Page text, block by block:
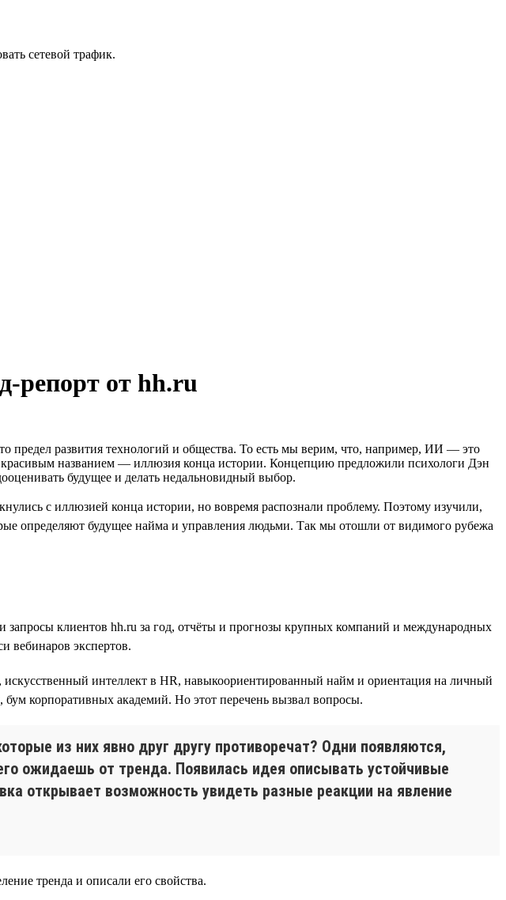
сетевой трафик.
репорт от hh.ru
предел развития технологий и общества. То есть мы верим, что, например, ИИ — это
красивым названием — иллюзия конца истории. Концепцию предложили психологи Дэн
будущее и делать недальновидный выбор.
с иллюзией конца истории, но вовремя распознали проблему. Поэтому изучили,
определяют будущее найма и управления людьми. Так мы отошли от видимого рубежа
клиентов hh.ru за год, отчёты и прогнозы крупных компаний и международных
вебинаров экспертов.
интеллект в HR, навыкоориентированный найм и ориентация на личный
корпоративных академий. Но этот перечень вызвал вопросы.
из них явно друг другу противоречат? Одни появляются,
ожидаешь от тренда. Появилась идея описывать устойчивые
открывает возможность увидеть разные реакции на явление
тренда и описали его свойства.